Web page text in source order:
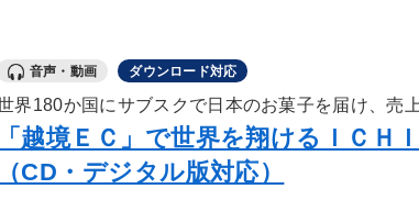
音声・動画 ダウンロード対応
界180か国にサブスクで日本のお菓子を届け、売
「越境ＥＣ」で世界を翔けるＩＣＨ
（CD・デジタル版対応）